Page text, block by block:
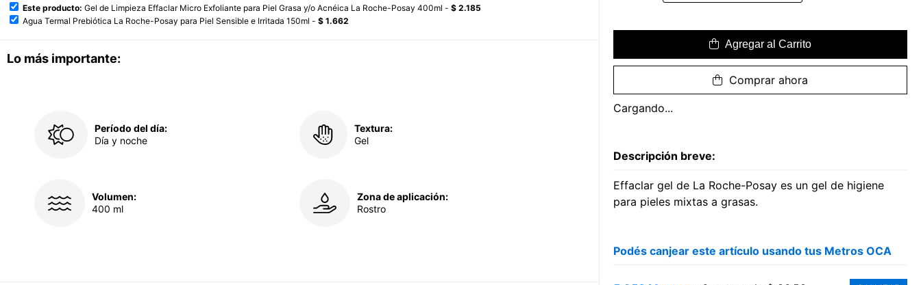
Este producto: Gel de Limpieza Effaclar Micro Exfoliante para Piel Grasa y/o Acnéica La Roche-Posay 400ml - $ 2.185
Agua Termal Prebiótica La Roche-Posay para Piel Sensible e Irritada 150ml - $ 1.662
Lo más importante:
Período del día:
Día y noche
Textura:
Gel
Volumen:
400 ml
Zona de aplicación:
Rostro
Agregar al Carrito
Comprar ahora
Cargando...
Descripción breve:
Effaclar gel de La Roche-Posay es un gel de higiene
para pieles mixtas a grasas.
Podés canjear este artículo usando tus Metros OCA